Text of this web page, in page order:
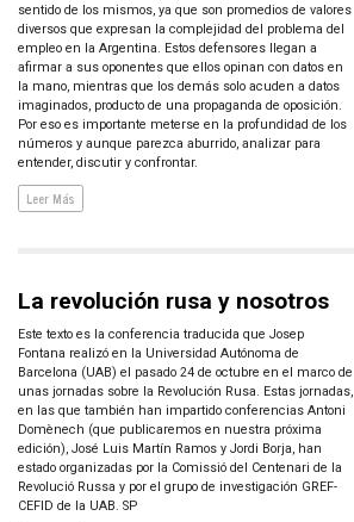
sentido de los mismos, ya que son promedios de valores
diversos que expresan la complejidad del problema del
empleo en la Argentina. Estos defensores llegan a
afirmar a sus oponentes que ellos opinan con datos en
la mano, mientras que los demás solo acuden a datos
imaginados, producto de una propaganda de oposición.
Por eso es importante meterse en la profundidad de los
números y aunque parezca aburrido, analizar para
entender, discutir y confrontar.
Leer Más
La revolución rusa y nosotros
Este texto es la conferencia traducida que Josep
Fontana realizó en la Universidad Autónoma de
Barcelona (UAB) el pasado 24 de octubre en el marco de
unas jornadas sobre la Revolución Rusa. Estas jornadas,
en las que también han impartido conferencias Antoni
Domènech (que publicaremos en nuestra próxima
edición), José Luis Martín Ramos y Jordi Borja, han
estado organizadas por la Comissió del Centenari de la
Revolució Russa y por el grupo de investigación GREF-
CEFID de la UAB. SP